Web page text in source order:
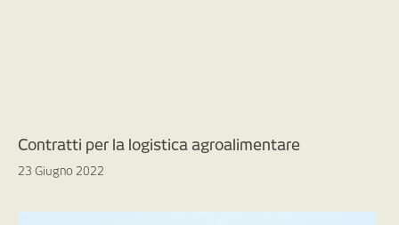
Contratti per la logistica agroalimentare
23 Giugno 2022